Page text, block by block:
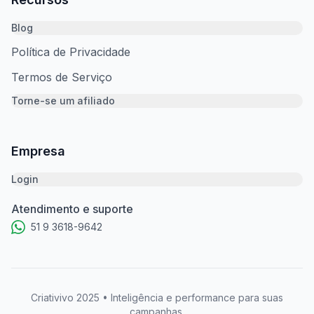
comportamento, recorrência e valor de compra
do usuário de forma integrada. Em vez de
inteligentes moldadas pelo histórico real das
campanhas. O gestor deixa de ser executor e
mais eficaz do que o modelo tradicional. Esse
ferramentas externas. Softwares que apenas
geram gráficos ou exibem métricas já não têm
mais valor competitivo. O que o mercado
soluções como a Criativivo se tornam
Blog
Política de Privacidade
Termos de Serviço
Torne-se um afiliado
Empresa
Login
Atendimento e suporte
51 9 3618-9642
Criativivo 2025 • Inteligência e performance para suas
campanhas.